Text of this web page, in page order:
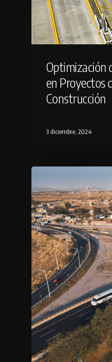
Optimización
en Proyectos
Construcción
3 diciembre, 2024